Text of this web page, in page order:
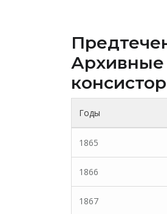
Годы
1865
1866
1867